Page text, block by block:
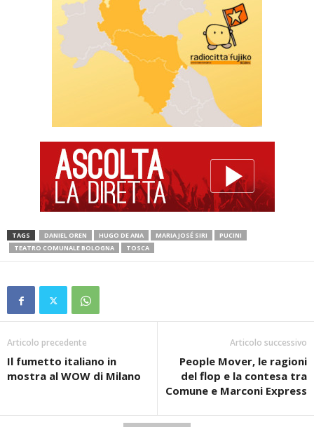
TAGS DANIEL OREN HUGO DE ANA MARIA JOSÉ SIRI
PUCINI
TEATRO COMUNALE BOLOGNA
TOSCA
Articolo precedente
Il fumetto italiano in
mostra al WOW di Milano
Articolo successivo
People Mover, le ragioni
del flop e la contesa tra
Comune e Marconi Express